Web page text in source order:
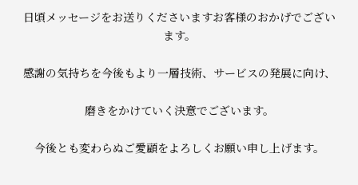
日頃メッセージをお送りくださいますお客様のおかげでござい
ます。
感謝の気持ちを今後もより一層技術、サービスの発展に向け、
磨きをかけていく決意でございます。
今後とも変わらぬご愛顧をよろしくお願い申し上げます。